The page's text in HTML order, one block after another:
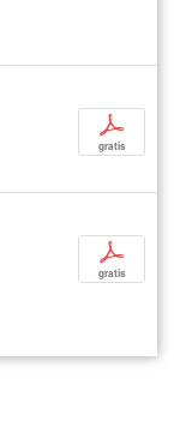
p
gratis
p
gratis